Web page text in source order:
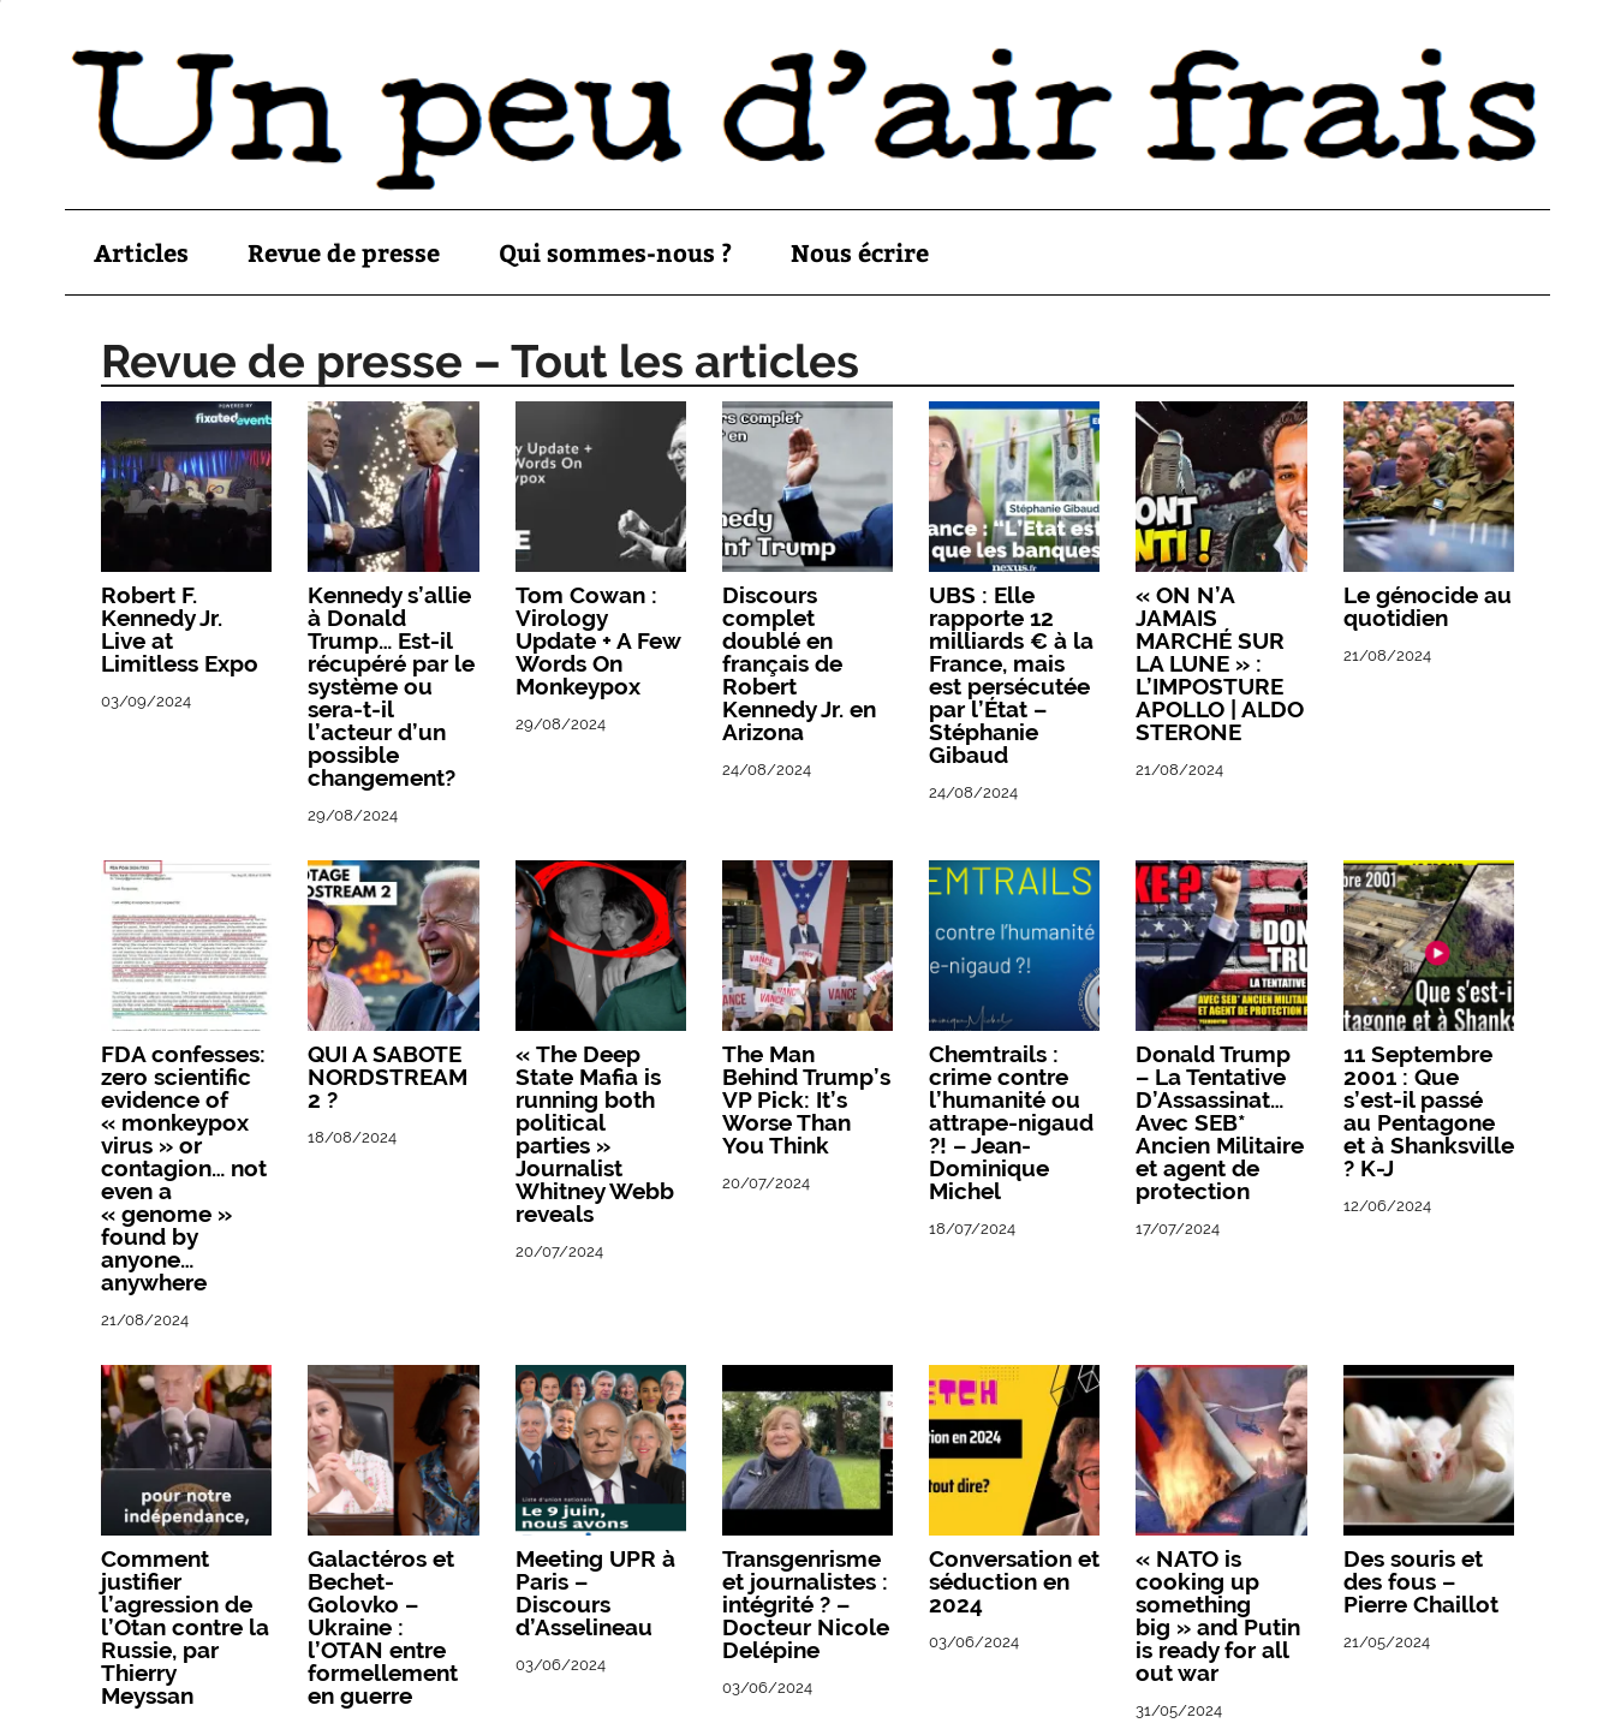
Articles Revue de presse Qui sommes-nous ? Nous écrire
Revue de presse – Tout les articles
Robert F.
Kennedy Jr.
Live at
Limitless Expo
03/09/2024
Kennedy s’allie
à Donald
Trump… Est-il
récupéré par le
système ou
sera-t-il
l’acteur d’un
possible
changement?
29/08/2024
Tom Cowan :
Virology
Update + A Few
Words On
Monkeypox
29/08/2024
Discours
complet
doublé en
français de
Robert
Kennedy Jr. en
Arizona
24/08/2024
UBS : Elle
rapporte 12
milliards € à la
France, mais
est persécutée
par l’État –
Stéphanie
Gibaud
24/08/2024
« ON N’A
JAMAIS
MARCHÉ SUR
LA LUNE » :
L’IMPOSTURE
APOLLO | ALDO
STERONE
21/08/2024
Le génocide au
quotidien
21/08/2024
FDA confesses:
zero scientific
evidence of
« monkeypox
virus » or
contagion… not
even a
« genome »
found by
anyone…
anywhere
21/08/2024
QUI A SABOTE
NORDSTREAM
2 ?
18/08/2024
« The Deep
State Mafia is
running both
political
parties »
Journalist
Whitney Webb
reveals
20/07/2024
The Man
Behind Trump’s
VP Pick: It’s
Worse Than
You Think
20/07/2024
Chemtrails :
crime contre
l’humanité ou
attrape-nigaud
?! – Jean-
Dominique
Michel
18/07/2024
Donald Trump
– La Tentative
D’Assassinat…
Avec SEB*
Ancien Militaire
et agent de
protection
17/07/2024
11 Septembre
2001 : Que
s’est-il passé
au Pentagone
et à Shanksville
? K-J
12/06/2024
Comment
justifier
l’agression de
l’Otan contre la
Russie, par
Thierry
Meyssan
Galactéros et
Bechet-
Golovko –
Ukraine :
l’OTAN entre
formellement
en guerre
Meeting UPR à
Paris –
Discours
d’Asselineau
03/06/2024
Transgenrisme
et journalistes :
intégrité ? –
Docteur Nicole
Delépine
03/06/2024
Conversation et
séduction en
2024
03/06/2024
« NATO is
cooking up
something
big » and Putin
is ready for all
out war
31/05/2024
Des souris et
des fous –
Pierre Chaillot
21/05/2024